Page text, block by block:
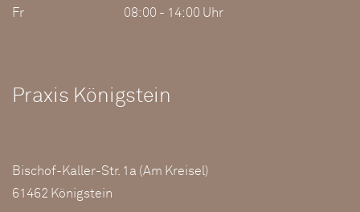
Fr
08:00 - 14:00 Uhr
Praxis Königstein
Bischof-Kaller-Str. 1a (Am Kreisel)
61462 Königstein